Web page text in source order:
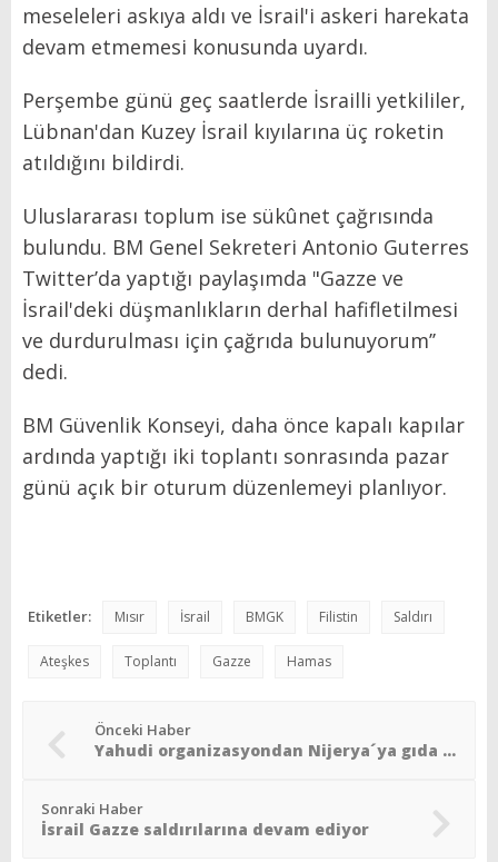
meseleleri askıya aldı ve İsrail'i askeri harekata
devam etmemesi konusunda uyardı.
Perşembe günü geç saatlerde İsrailli yetkililer,
Lübnan'dan Kuzey İsrail kıyılarına üç roketin
atıldığını bildirdi.
Uluslararası toplum ise sükûnet çağrısında
bulundu. BM Genel Sekreteri Antonio Guterres
Twitter’da yaptığı paylaşımda "Gazze ve
İsrail'deki düşmanlıkların derhal hafifletilmesi
ve durdurulması için çağrıda bulunuyorum’’
dedi.
BM Güvenlik Konseyi, daha önce kapalı kapılar
ardında yaptığı iki toplantı sonrasında pazar
günü açık bir oturum düzenlemeyi planlıyor.
Etiketler: Mısır İsrail BMGK Filistin Saldırı
Ateşkes Toplantı Gazze Hamas
Önceki Haber
Yahudi organizasyondan Nijerya´ya gıda yardımı
Sonraki Haber
İsrail Gazze saldırılarına devam ediyor